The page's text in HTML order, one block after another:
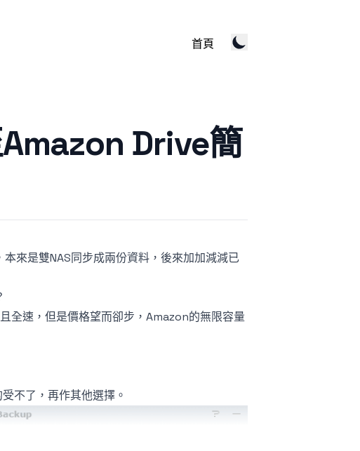
首頁
Drive簡
來是雙NAS同步成兩份資料，後來加加減減已
全速，但是價格望而卻步，Amazon的無限容量
不了，再作其他選擇。